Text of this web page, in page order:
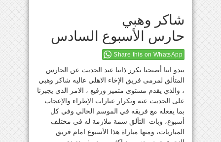
شاكر وهبي
حارس الأسبوع السادس
Share this on WhatsApp
يبدو اننا أصبحنا نكرر ذاتنا عند الحديث عن الحارس
المتألق لمرمى فريق الإخاء الاهلي عاليه شاكر وهبي
، والذي يقدم مستوى متميز ورفيع ، الامر الذي يجبرنا
على الحديث عنه وتكرار عبارات الإطراء والإعجاب
بما يفعله مع فريقه في الموسم الحالي وفي كل
أسبوع، وبات التألق سمة ملازمة له في مختلف
المباريات، ومنها مباراة هذا الأسبوع امام فريق